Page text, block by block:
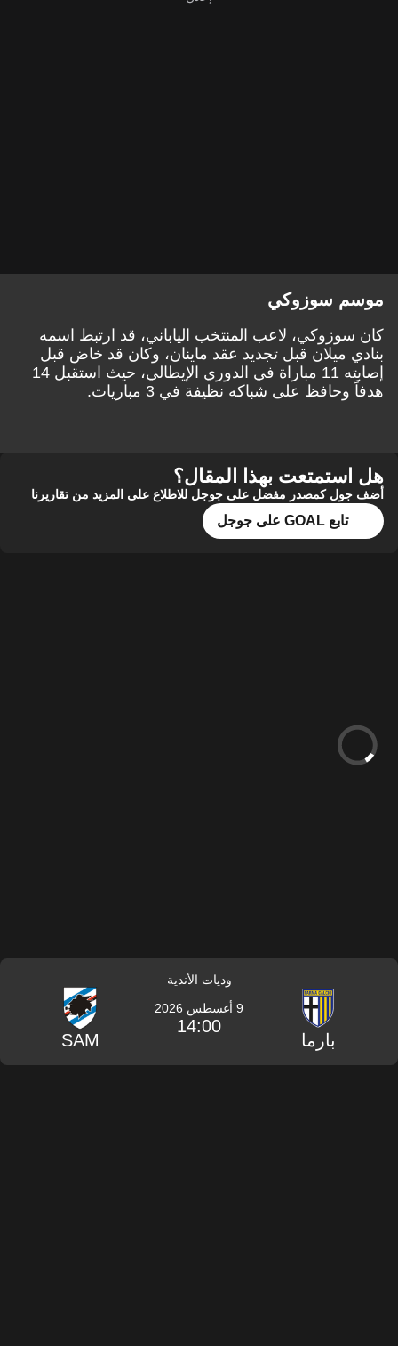
موسم سوزوكي
كان سوزوكي، لاعب المنتخب الياباني، قد ارتبط اسمه
بنادي ميلان قبل تجديد عقد ماينان، وكان قد خاض قبل
إصابته 11 مباراة في الدوري الإيطالي، حيث استقبل 14
هدفاً وحافظ على شباكه نظيفة في 3 مباريات.
هل استمتعت بهذا المقال؟
أضف جول كمصدر مفضل على جوجل للاطلاع على المزيد من تقاريرنا
تابع GOAL على جوجل
وديات الأندية
بارما
9 أغسطس 2026
14:00
SAM